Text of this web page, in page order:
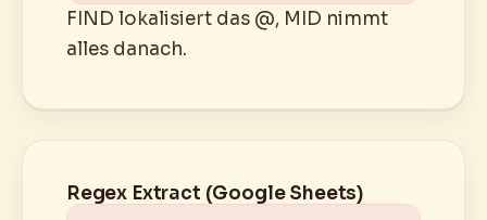
FIND lokalisiert das @, MID nimmt
alles danach.
Regex Extract (Google Sheets)